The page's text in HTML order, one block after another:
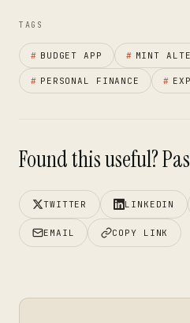
TAGS
# BUDGET APP # MINT
# PERSONAL FINANCE #
Found this useful?
TWITTER LINKEDIN
EMAIL COPY LINK